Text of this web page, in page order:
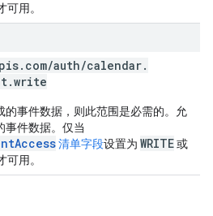
可用。
. com/auth/calendar.
.write
事件数据，则此范围是必需的。 允
事件数据。仅当
清单字段设置为 WRITE或
可用。